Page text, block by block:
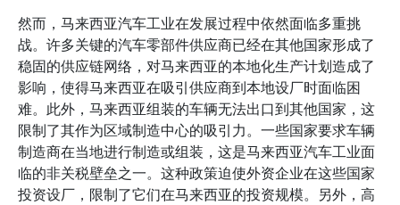
然而，马来西亚汽车工业在发展过程中依然面临多重挑
战。许多关键的汽车零部件供应商已经在其他国家形成了
稳固的供应链网络，对马来西亚的本地化生产计划造成了
影响，使得马来西亚在吸引供应商到本地设厂时面临困
难。此外，马来西亚组装的车辆无法出口到其他国家，这
限制了其作为区域制造中心的吸引力。一些国家要求车辆
制造商在当地进行制造或组装，这是马来西亚汽车工业面
临的非关税壁垒之一。这种政策迫使外资企业在这些国家
投资设厂，限制了它们在马来西亚的投资规模。另外，高